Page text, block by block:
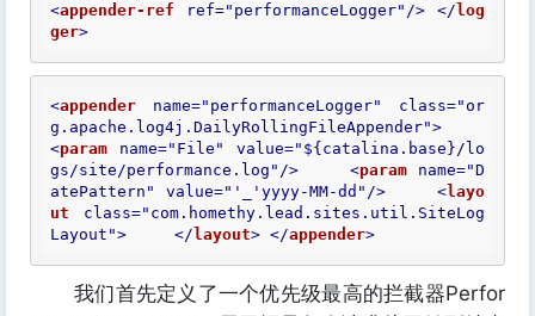
<appender-ref ref="performanceLogger" /> </ log
ger>
<appender name="performanceLogger" class="or
g.apache.log4j.DailyRollingFileAppender">
<param name="File" value="${catalina.base}/lo
gs/site/performance.log" /> <param name="D
atePattern"
value="'_'yyyy-MM-dd" /> <layo
ut
class="com.homethy.lead.sites.util.SiteLog
Layout"> </ layout> </appender>
我们首先定义了一个优先级最高的拦截器Perfor